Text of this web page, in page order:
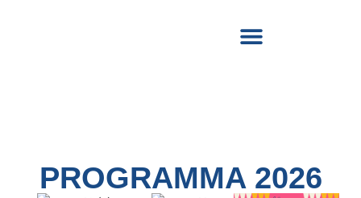
PROGRAMMA 2026